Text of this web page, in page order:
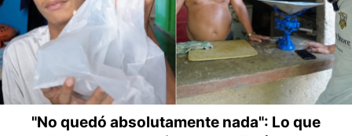
"No quedó absolutamente nada": Lo que